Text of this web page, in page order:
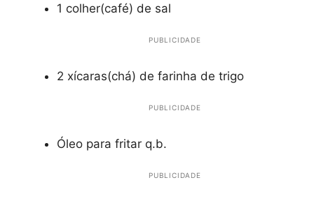
1 colher(café) de sal
PUBLICIDADE
2 xícaras(chá) de farinha de trigo
PUBLICIDADE
Óleo para fritar q.b.
PUBLICIDADE